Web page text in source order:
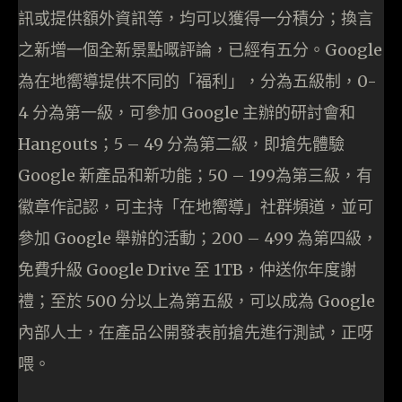
訊或提供額外資訊等，均可以獲得一分積分；換言
之新增一個全新景點嘅評論，已經有五分。Google
為在地嚮導提供不同的「福利」，分為五級制，0-
4 分為第一級，可參加 Google 主辦的研討會和
Hangouts；5 – 49 分為第二級，即搶先體驗
Google 新產品和新功能；50 – 199為第三級，有
徽章作記認，可主持「在地嚮導」社群頻道，並可
參加 Google 舉辦的活動；200 – 499 為第四級，
免費升級 Google Drive 至 1TB，仲送你年度謝
禮；至於 500 分以上為第五級，可以成為 Google
內部人士，在產品公開發表前搶先進行測試，正呀
喂。